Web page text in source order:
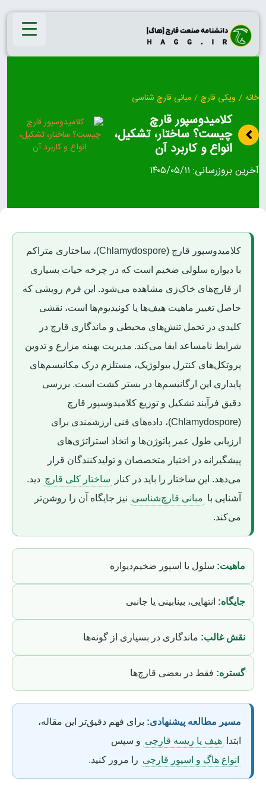
Skip
content
خانه / ویکی قارچ / مبانی قارچ شناسی
کلامیدوسپور قارچ
چیست؟ ساختار، تشکیل،
انواع و کاربرد آن
آخرین بروزرسانی: ۱۴۰۵/۰۵/۱۱
کلامیدوسپور قارچ (Chlamydospore)، ساختاری متراکم
با دیواره سلولی ضخیم است که در چرخه حیات بسیاری
از قارچ‌های خاک‌زی مشاهده می‌شود. این فرم رویشی که
حاصل تغییر ماهیت هیف‌ها یا کونیدیوم‌ها است، نقشی
کلیدی در تحمل تنش‌های محیطی و ماندگاری قارچ در
شرایط نامساعد ایفا می‌کند. مدیریت بهینه مزارع و تدوین
پروتکل‌های کنترل بیولوژیک، مستلزم درک مکانیسم‌های
پایداری این ارگانیسم‌ها در بستر کشت است. بررسی
دقیق فرآیند تشکیل و توزیع کلامیدوسپور قارچ
(Chlamydospore)، داده‌های فنی ارزشمندی برای
ارزیابی طول عمر پاتوژن‌ها و اتخاذ استراتژی‌های
پیشگیرانه در اختیار متخصصان و تولیدکنندگان قرار
می‌دهد. این ساختار را باید در کنار
ساختار کلی قارچ دید.
آشنایی با مبانی قارچ‌شناسی نیز جایگاه آن را روشن‌تر
می‌کند.
ماهیت: سلول یا اسپور ضخیم‌دیواره
جایگاه: انتهایی، بینابینی یا جانبی
نقش غالب: ماندگاری در بسیاری از گونه‌ها
گستره: فقط در بعضی قارچ‌ها
مسیر مطالعه پیشنهادی: برای فهم دقیق‌تر این مقاله،
ابتدا
هیف یا ریسه قارچی و سپس
انواع هاگ و اسپور قارچی را مرور کنید.